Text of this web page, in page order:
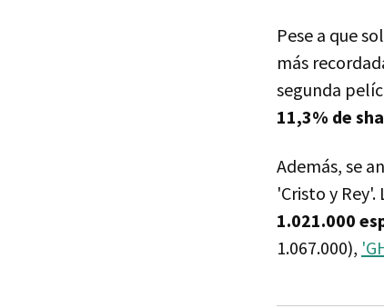
Pese a que
más
segunda
11,3% de
Además, se
'Cristo y
1.021.000
1.067.000),